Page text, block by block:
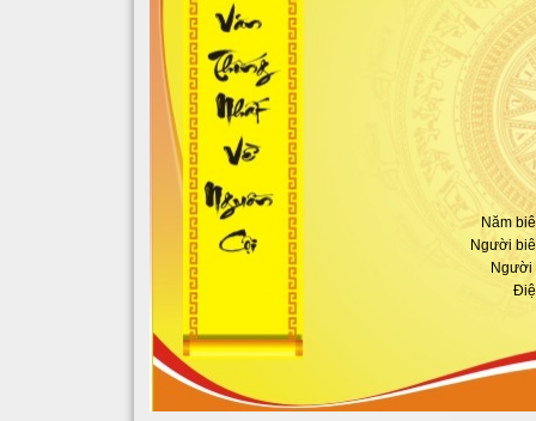
Năm
Người
Người